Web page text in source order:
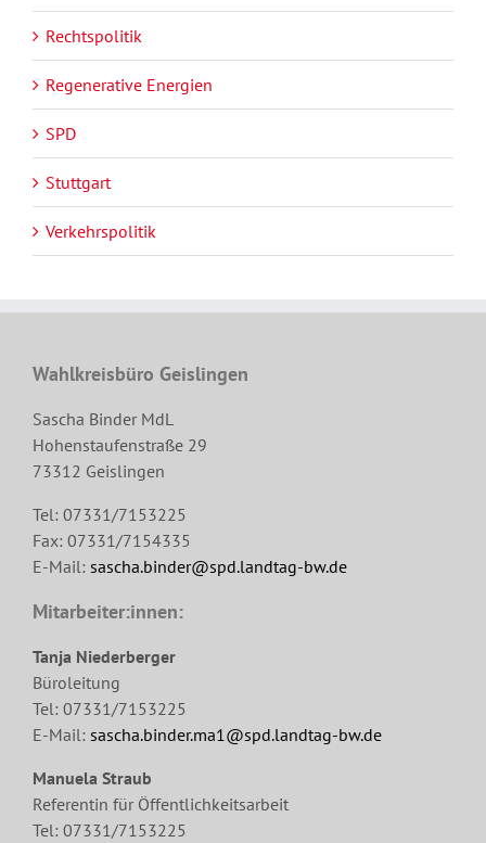
Rechtspolitik
Regenerative Energien
SPD
Stuttgart
Verkehrspolitik
Wahlkreisbüro Geislingen
Sascha Binder MdL
Hohenstaufenstraße 29
73312 Geislingen
Tel: 07331/7153225
Fax: 07331/7154335
E-Mail: sascha.binder@spd.landtag-bw.de
Mitarbeiter:innen:
Tanja Niederberger
Büroleitung
Tel: 07331/7153225
E-Mail: sascha.binder.ma1@spd.landtag-bw.de
Manuela Straub
Referentin für Öffentlichkeitsarbeit
Tel: 07331/7153225